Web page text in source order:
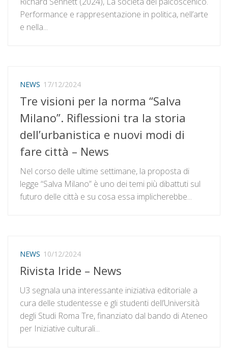
Performance e rappresentazione in politica, nell’arte
e nella...
NEWS 17/12/2024
Tre visioni per la norma “Salva
Milano”. Riflessioni tra la storia
dell’urbanistica e nuovi modi di
fare città – News
Nel corso delle ultime settimane, la proposta di
legge “Salva Milano” è uno dei temi più dibattuti sul
futuro delle città e su cosa essa implicherebbe...
NEWS 10/12/2024
Rivista Iride – News
U3 segnala una interessante iniziativa editoriale a
cura delle studentesse e gli studenti dell’Università
degli Studi Roma Tre, finanziato dal bando di Ateneo
per Iniziative culturali...